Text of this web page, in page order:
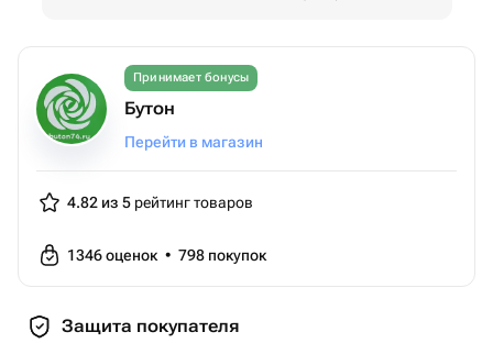
Принимает бонусы
Бутон
Перейти в магазин
4.82 из 5 рейтинг товаров
1346оценок • 798 покупок
Защита покупателя